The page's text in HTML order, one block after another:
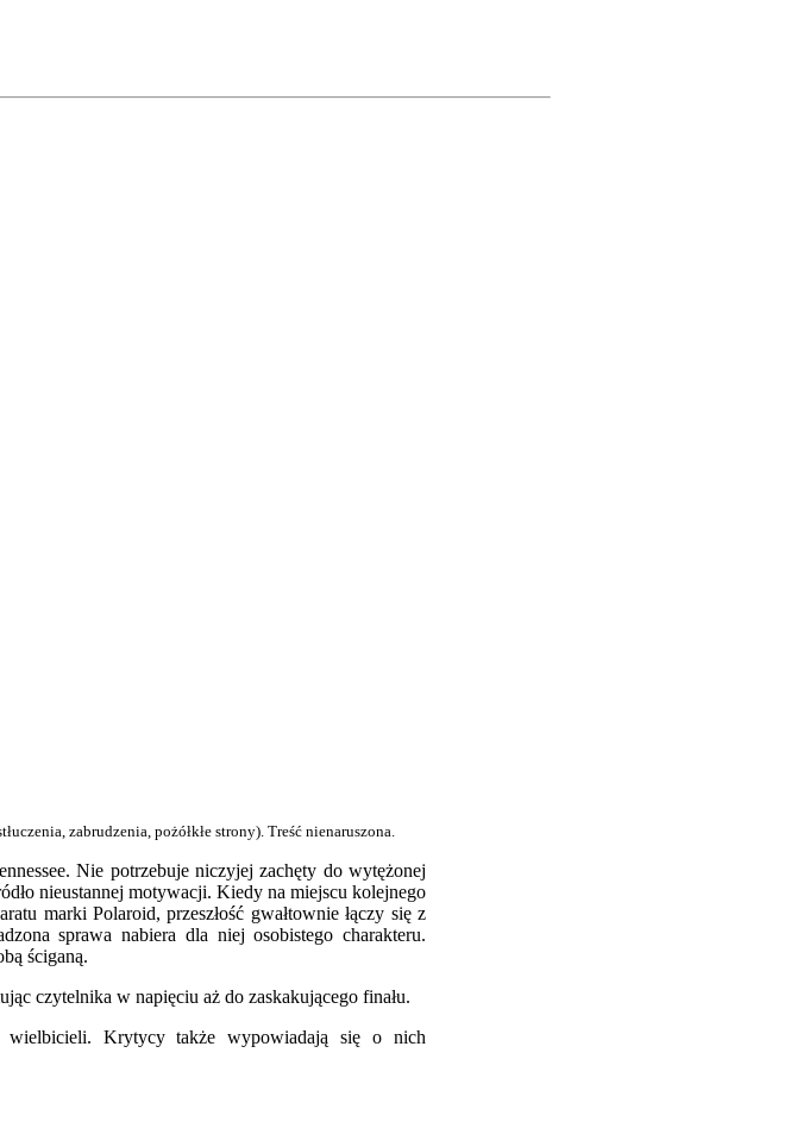
zabrudzenia, pożółkłe strony). Treść nienaruszona.
Nie potrzebuje niczyjej zachęty do wytężonej
nieustannej motywacji. Kiedy na miejscu kolejnego
marki Polaroid, przeszłość gwałtownie łączy się z
sprawa nabiera dla niej osobistego charakteru.
ściganą.
czytelnika w napięciu aż do zaskakującego finału.
wielbicieli. Krytycy także wypowiadają się o nich